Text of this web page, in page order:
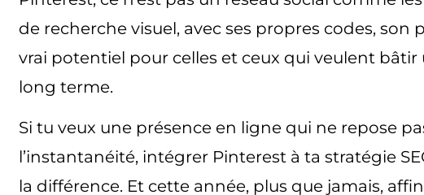
de recherche visuel, avec ses propres codes,
vrai potentiel pour celles et ceux qui veulent bâtir
long terme.
Si tu veux une présence en ligne qui ne repose
l’instantanéité, intégrer Pinterest à ta stratégie
la différence. Et cette année, plus que jamais,